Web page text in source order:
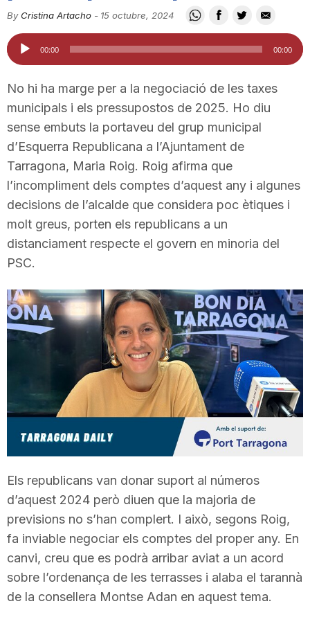
i
t
a
t
d
T
r
r
a
g
o
By Cristina Artacho - 15 octubre, 2024
Reproductor
d'àudio
00:00 00:00
No hi ha marge per a la negociació de les taxes
municipals i els pressupostos de 2025. Ho diu
sense embuts la portaveu del grup municipal
d’Esquerra Republicana a l’Ajuntament de
Tarragona, Maria Roig. Roig afirma que
l’incompliment dels comptes d’aquest any i algunes
decisions de l’alcalde que considera poc ètiques i
molt greus, porten els republicans a un
distanciament respecte el govern en minoria del
PSC.
Els republicans van donar suport al números
d’aquest 2024 però diuen que la majoria de
previsions no s’han complert. I això, segons Roig,
fa inviable negociar els comptes del proper any. En
canvi, creu que es podrà arribar aviat a un acord
sobre l’ordenança de les terrasses i alaba el tarannà
de la consellera Montse Adan en aquest tema.